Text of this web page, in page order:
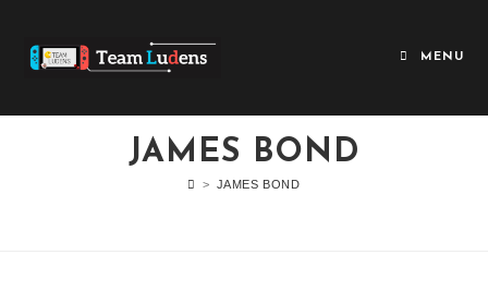
MENU
JAMES BOND
> JAMES BOND